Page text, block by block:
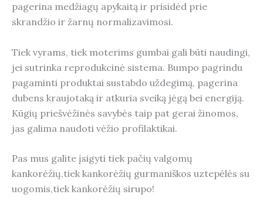
pagerina medžiagų apykaitą ir prisidėd prie
skrandžio ir žarnų normalizavimosi.
Tiek vyrams, tiek moterims gumbai gali būti naudingi,
jei sutrinka reprodukcinė sistema. Bumpo pagrindu
pagaminti produktai sustabdo uždegimą, pagerina
dubens kraujotaką ir atkuria sveiką jėgą bei energiją.
Kūgių priešvėžinės savybės taip pat gerai žinomos,
jas galima naudoti vėžio profilaktikai.
Pas mus galite įsigyti tiek pačių valgomų
kankorėžių,tiek kankorėžių gurmaniškos uztepėlės su
uogomis,tiek kankorėžių sirupo!